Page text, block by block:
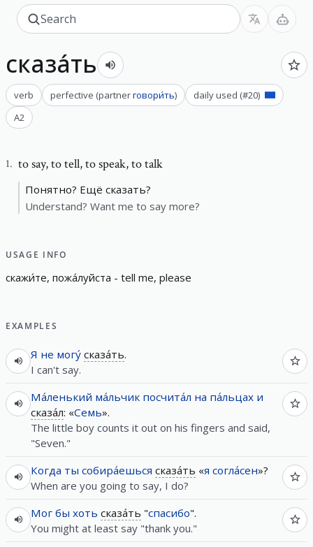
сказа́ть
verb perfective (partnerговори́ть) daily used (#20)
A2
1. to say,to tell, to speak, to talk
Понятно? Ещё сказать?
Understand? Want me to say more?
USAGE INFO
скажи́те, пожа́луйста - tell me, please
EXAMPLES
Я не могу́ сказа́ть.
I can't say.
Ма́ленький ма́льчик посчита́л на па́льцах и
сказа́л: «Семь».
The little boy counts it out on his fingers and said,
"Seven."
Когда ты собира́ешься сказа́ть «я согла́сен»?
When are you going to say, I do?
Мог бы хоть сказа́ть "спасибо".
You might at least say "thank you."